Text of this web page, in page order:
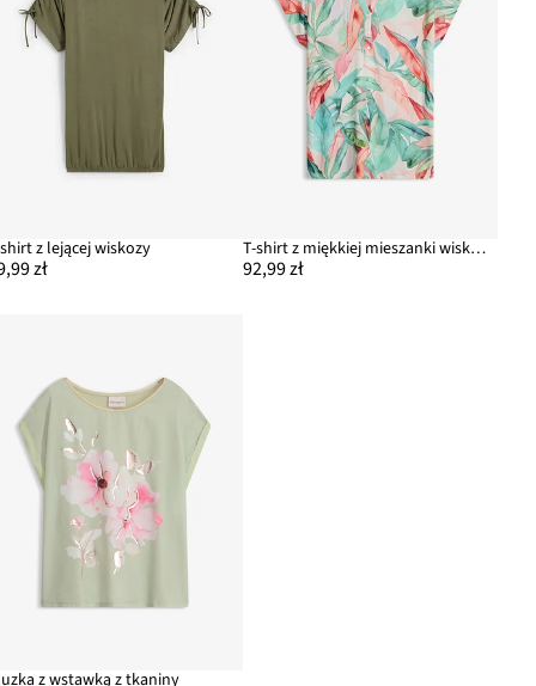
z lejącej wiskozy
zł
T-shirt z miękkiej mieszanki wiskozy
92,99 zł
z wstawką z tkaniny